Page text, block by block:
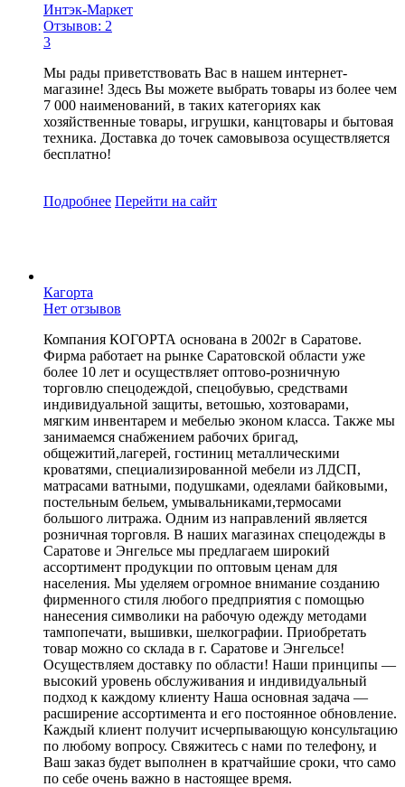
Интэк-Маркет
Отзывов: 2
3
Мы рады приветствовать Вас в нашем интернет-
магазине! Здесь Вы можете выбрать товары из более чем
7 000 наименований, в таких категориях как
хозяйственные товары, игрушки, канцтовары и бытовая
техника. Доставка до точек самовывоза осуществляется
бесплатно!
Подробнее Перейти на сайт
Кагорта
Нет отзывов
Компания КОГОРТА основана в 2002г в Саратове.
Фирма работает на рынке Саратовской области уже
более 10 лет и осуществляет оптово-розничную
торговлю спецодеждой, спецобувью, средствами
индивидуальной защиты, ветошью, хозтоварами,
мягким инвентарем и мебелью эконом класса. Также мы
занимаемся снабжением рабочих бригад,
общежитий,лагерей, гостиниц металлическими
кроватями, специализированной мебели из ЛДСП,
матрасами ватными, подушками, одеялами байковыми,
постельным бельем, умывальниками,термосами
большого литража. Одним из направлений является
розничная торговля. В наших магазинах спецодежды в
Саратове и Энгельсе мы предлагаем широкий
ассортимент продукции по оптовым ценам для
населения. Мы уделяем огромное внимание созданию
фирменного стиля любого предприятия с помощью
нанесения символики на рабочую одежду методами
тампопечати, вышивки, шелкографии. Приобретать
товар можно со склада в г. Саратове и Энгельсе!
Осуществляем доставку по области! Наши принципы —
высокий уровень обслуживания и индивидуальный
подход к каждому клиенту Наша основная задача —
расширение ассортимента и его постоянное обновление.
Каждый клиент получит исчерпывающую консультацию
по любому вопросу. Свяжитесь с нами по телефону, и
Ваш заказ будет выполнен в кратчайшие сроки, что само
по себе очень важно в настоящее время.